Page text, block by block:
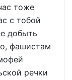
тоже
с тобой
добыть
фашистам
речки